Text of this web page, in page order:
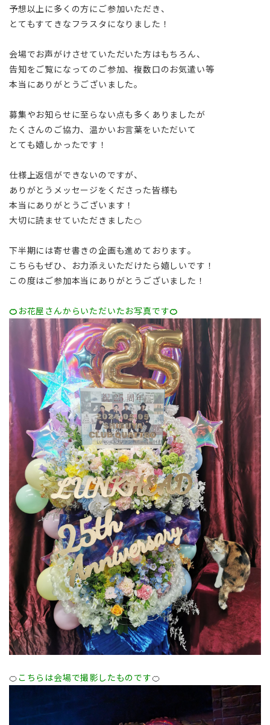
予想以上に多くの方にご参加いただき、
とてもすてきなフラスタになりました！
会場でお声がけさせていただいた方はもちろん、
告知をご覧になってのご参加、複数口のお気遣い等
本当にありがとうございました。
募集やお知らせに至らない点も多くありましたが
たくさんのご協力、温かいお言葉をいただいて
とても嬉しかったです！
仕様上返信ができないのですが、
ありがとうメッセージをくださった皆様も
本当にありがとうございます！
大切に読ませていただきました🍊
下半期には寄せ書きの企画も進めております。
こちらもぜひ、お力添えいただけたら嬉しいです！
この度はご参加本当にありがとうございました！
🍊 お花屋さんからいただいたお写真です🍊
🍊 こちらは会場で撮影したものです🍊